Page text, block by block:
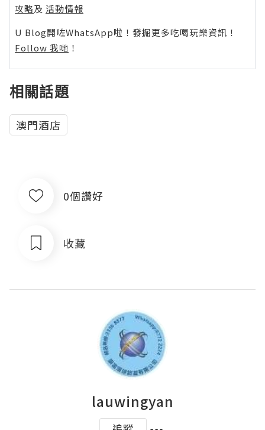
攻略及 活動情報
U Blog開咗WhatsApp啦！發掘更多吃喝玩樂資訊！
Follow 我哋 ！
相關話題
澳門酒店
0個讚好
收藏
lauwingyan